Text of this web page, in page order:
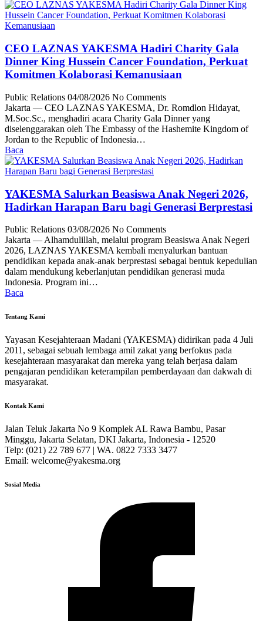
CEO LAZNAS YAKESMA Hadiri Charity Gala
Dinner King Hussein Cancer Foundation, Perkuat
Komitmen Kolaborasi Kemanusiaan
Public Relations 04/08/2026 No Comments
Jakarta — CEO LAZNAS YAKESMA, Dr. Romdlon Hidayat,
M.Soc.Sc., menghadiri acara Charity Gala Dinner yang
diselenggarakan oleh The Embassy of the Hashemite Kingdom of
Jordan to the Republic of Indonesia…
Baca
YAKESMA Salurkan Beasiswa Anak Negeri 2026,
Hadirkan Harapan Baru bagi Generasi Berprestasi
Public Relations 03/08/2026 No Comments
Jakarta — Alhamdulillah, melalui program Beasiswa Anak Negeri
2026, LAZNAS YAKESMA kembali menyalurkan bantuan
pendidikan kepada anak-anak berprestasi sebagai bentuk kepedulian
dalam mendukung keberlanjutan pendidikan generasi muda
Indonesia. Program ini…
Baca
Tentang Kami
Yayasan Kesejahteraan Madani (YAKESMA) didirikan pada 4 Juli
2011, sebagai sebuah lembaga amil zakat yang berfokus pada
kesejahteraan masyarakat dan mereka yang telah berjasa dalam
pengajaran pendidikan keterampilan pemberdayaan dan dakwah di
masyarakat.
Kontak Kami
Jalan Teluk Jakarta No 9 Komplek AL Rawa Bambu, Pasar
Minggu, Jakarta Selatan, DKI Jakarta, Indonesia - 12520
Telp: (021) 22 789 677 | WA. 0822 7333 3477
Email: welcome@yakesma.org
Sosial Media